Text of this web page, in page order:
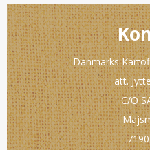
Danmarks
att.
C/O